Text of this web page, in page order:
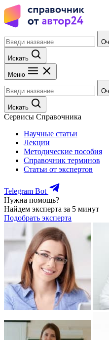
Искать
Меню
Искать
Сервисы Справочника
Научные статьи
Лекции
Методические пособия
Справочник терминов
Статьи от экспертов
Telegram Bot
Нужна помощь?
Найдем эксперта за 5 минут
Подобрать эксперта